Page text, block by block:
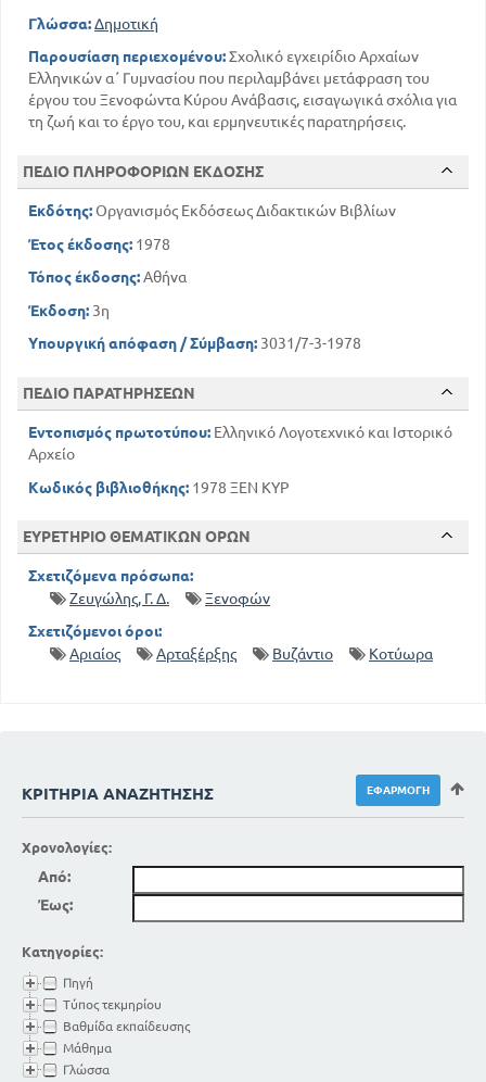
Γλώσσα:Δημοτική
Παρουσίαση περιεχομένου:Σχολικό εγχειρίδιο Αρχαίων
Ελληνικών α΄ Γυμνασίου που περιλαμβάνει μετάφραση του
έργου του Ξενοφώντα Κύρου Ανάβασις, εισαγωγικά σχόλια για
τη ζωή και το έργο του, και ερμηνευτικές παρατηρήσεις.
ΠΕΔΙΟ ΠΛΗΡΟΦΟΡΙΩΝ ΕΚΔΟΣΗΣ
Εκδότης:Οργανισμός Εκδόσεως Διδακτικών Βιβλίων
Έτος έκδοσης: 1978
Τόπος έκδοσης:Αθήνα
Έκδοση: 3η
Υπουργική απόφαση / Σύμβαση: 3031/7-3-1978
ΠΕΔΙΟ ΠΑΡΑΤΗΡΗΣΕΩΝ
Εντοπισμός πρωτοτύπου: Ελληνικό Λογοτεχνικό και Ιστορικό
Αρχείο
Κωδικός βιβλιοθήκης: 1978 ΞΕΝ ΚΥΡ
ΕΥΡΕΤΗΡΙΟ ΘΕΜΑΤΙΚΩΝ ΟΡΩΝ
Σχετιζόμενα πρόσωπα:
Ζευγώλης, Γ. Δ.
Ξενοφών
Σχετιζόμενοι όροι:
Αριαίος
Αρταξέρξης Βυζάντιο Κοτύωρα
ΚΡΙΤΉΡΙΑ ΑΝΑΖΉΤΗΣΗΣ
Χρονολογίες:
Από:
Έως:
Κατηγορίες:
Πηγή
Τύπος τεκμηρίου
Βαθμίδα εκπαίδευσης
Μάθημα
Γλώσσα